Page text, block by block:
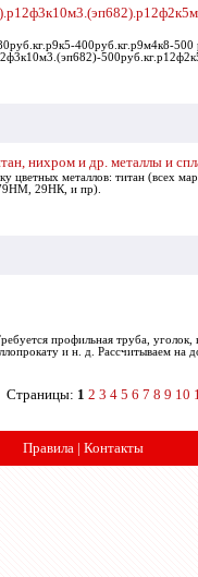
400руб.кг.р9м4к8-500
нихром и др. металлы и
цветных металлов: титан (всех
29НК, и пр).
профильная труба, уголок,
и н. д. Рассчитываем на
Страницы: 1 2 3 4 5 6 7 8 9 10
Правила | Контакты